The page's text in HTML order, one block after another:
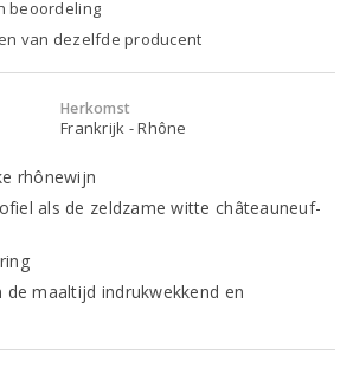
beoordeling
van dezelfde producent
Herkomst
Frankrijk - Rhône
rhônewijn
als de zeldzame witte châteauneuf-
maaltijd indrukwekkend en